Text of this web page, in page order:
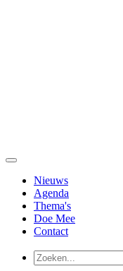
Nieuws
Agenda
Thema's
Doe Mee
Contact